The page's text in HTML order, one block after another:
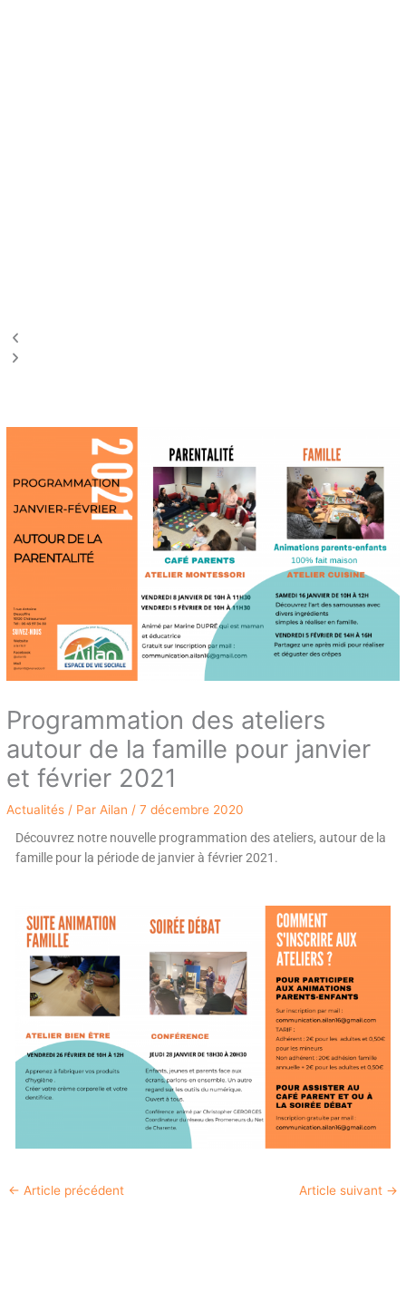
Programmation des ateliers
autour de la famille pour janvier
et février 2021
Actualités / ParAilan/7 décembre 2020
Découvrez notre nouvelle programmation des ateliers, autour de la
famille pour la période de janvier à février 2021.
← Article précédent Article suivant →